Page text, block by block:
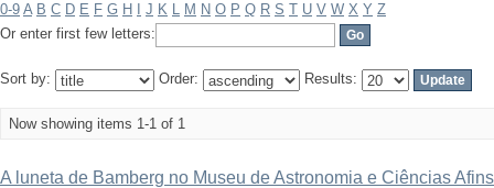
0-9 A B C D E F G H J K L M N O P Q R S T U V W X Y Z
Or enter first few letters:
Sort by: Order: Results:
Now showing items 1-1 of 1
A luneta de Bamberg no Museu de Astronomia e Ciências